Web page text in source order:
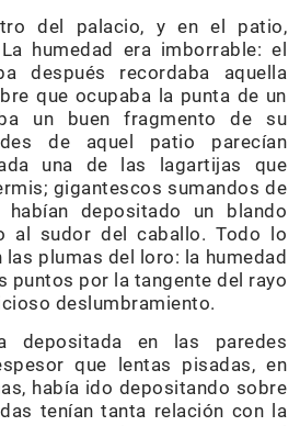
del palacio, y en el patio,
humedad era imborrable: el
después recordaba aquella
que ocupaba la punta de un
un buen fragmento de su
de aquel patio parecían
una de las lagartijas que
gigantescos sumandos de
depositado un blando
al sudor del caballo. Todo lo
plumas del loro: la humedad
puntos por la tangente del rayo
deslumbramiento.
depositada en las paredes
que lentas pisadas, en
había ido depositando sobre
tenían tanta relación con la